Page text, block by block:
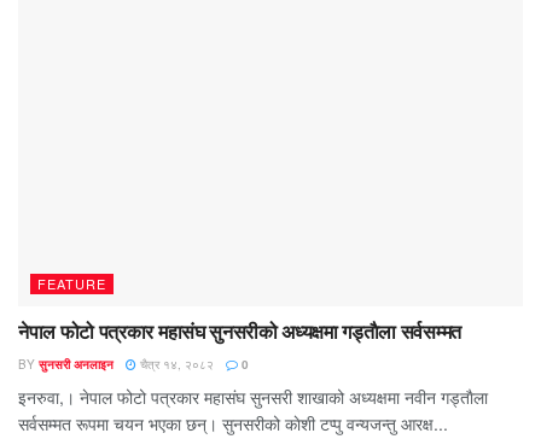
FEATURE
नेपाल फोटो पत्रकार महासंघ सुनसरीको अध्यक्षमा गड्ताैला सर्वसम्मत
BY सुनसरी अनलाइन चैत्र १४, २०८२ 0
इनरुवा,। नेपाल फोटो पत्रकार महासंघ सुनसरी शाखाको अध्यक्षमा नवीन गड्ताैला
सर्वसम्मत रूपमा चयन भएका छन्। सुनसरीको काेशी टप्पु वन्यजन्तु आरक्ष...